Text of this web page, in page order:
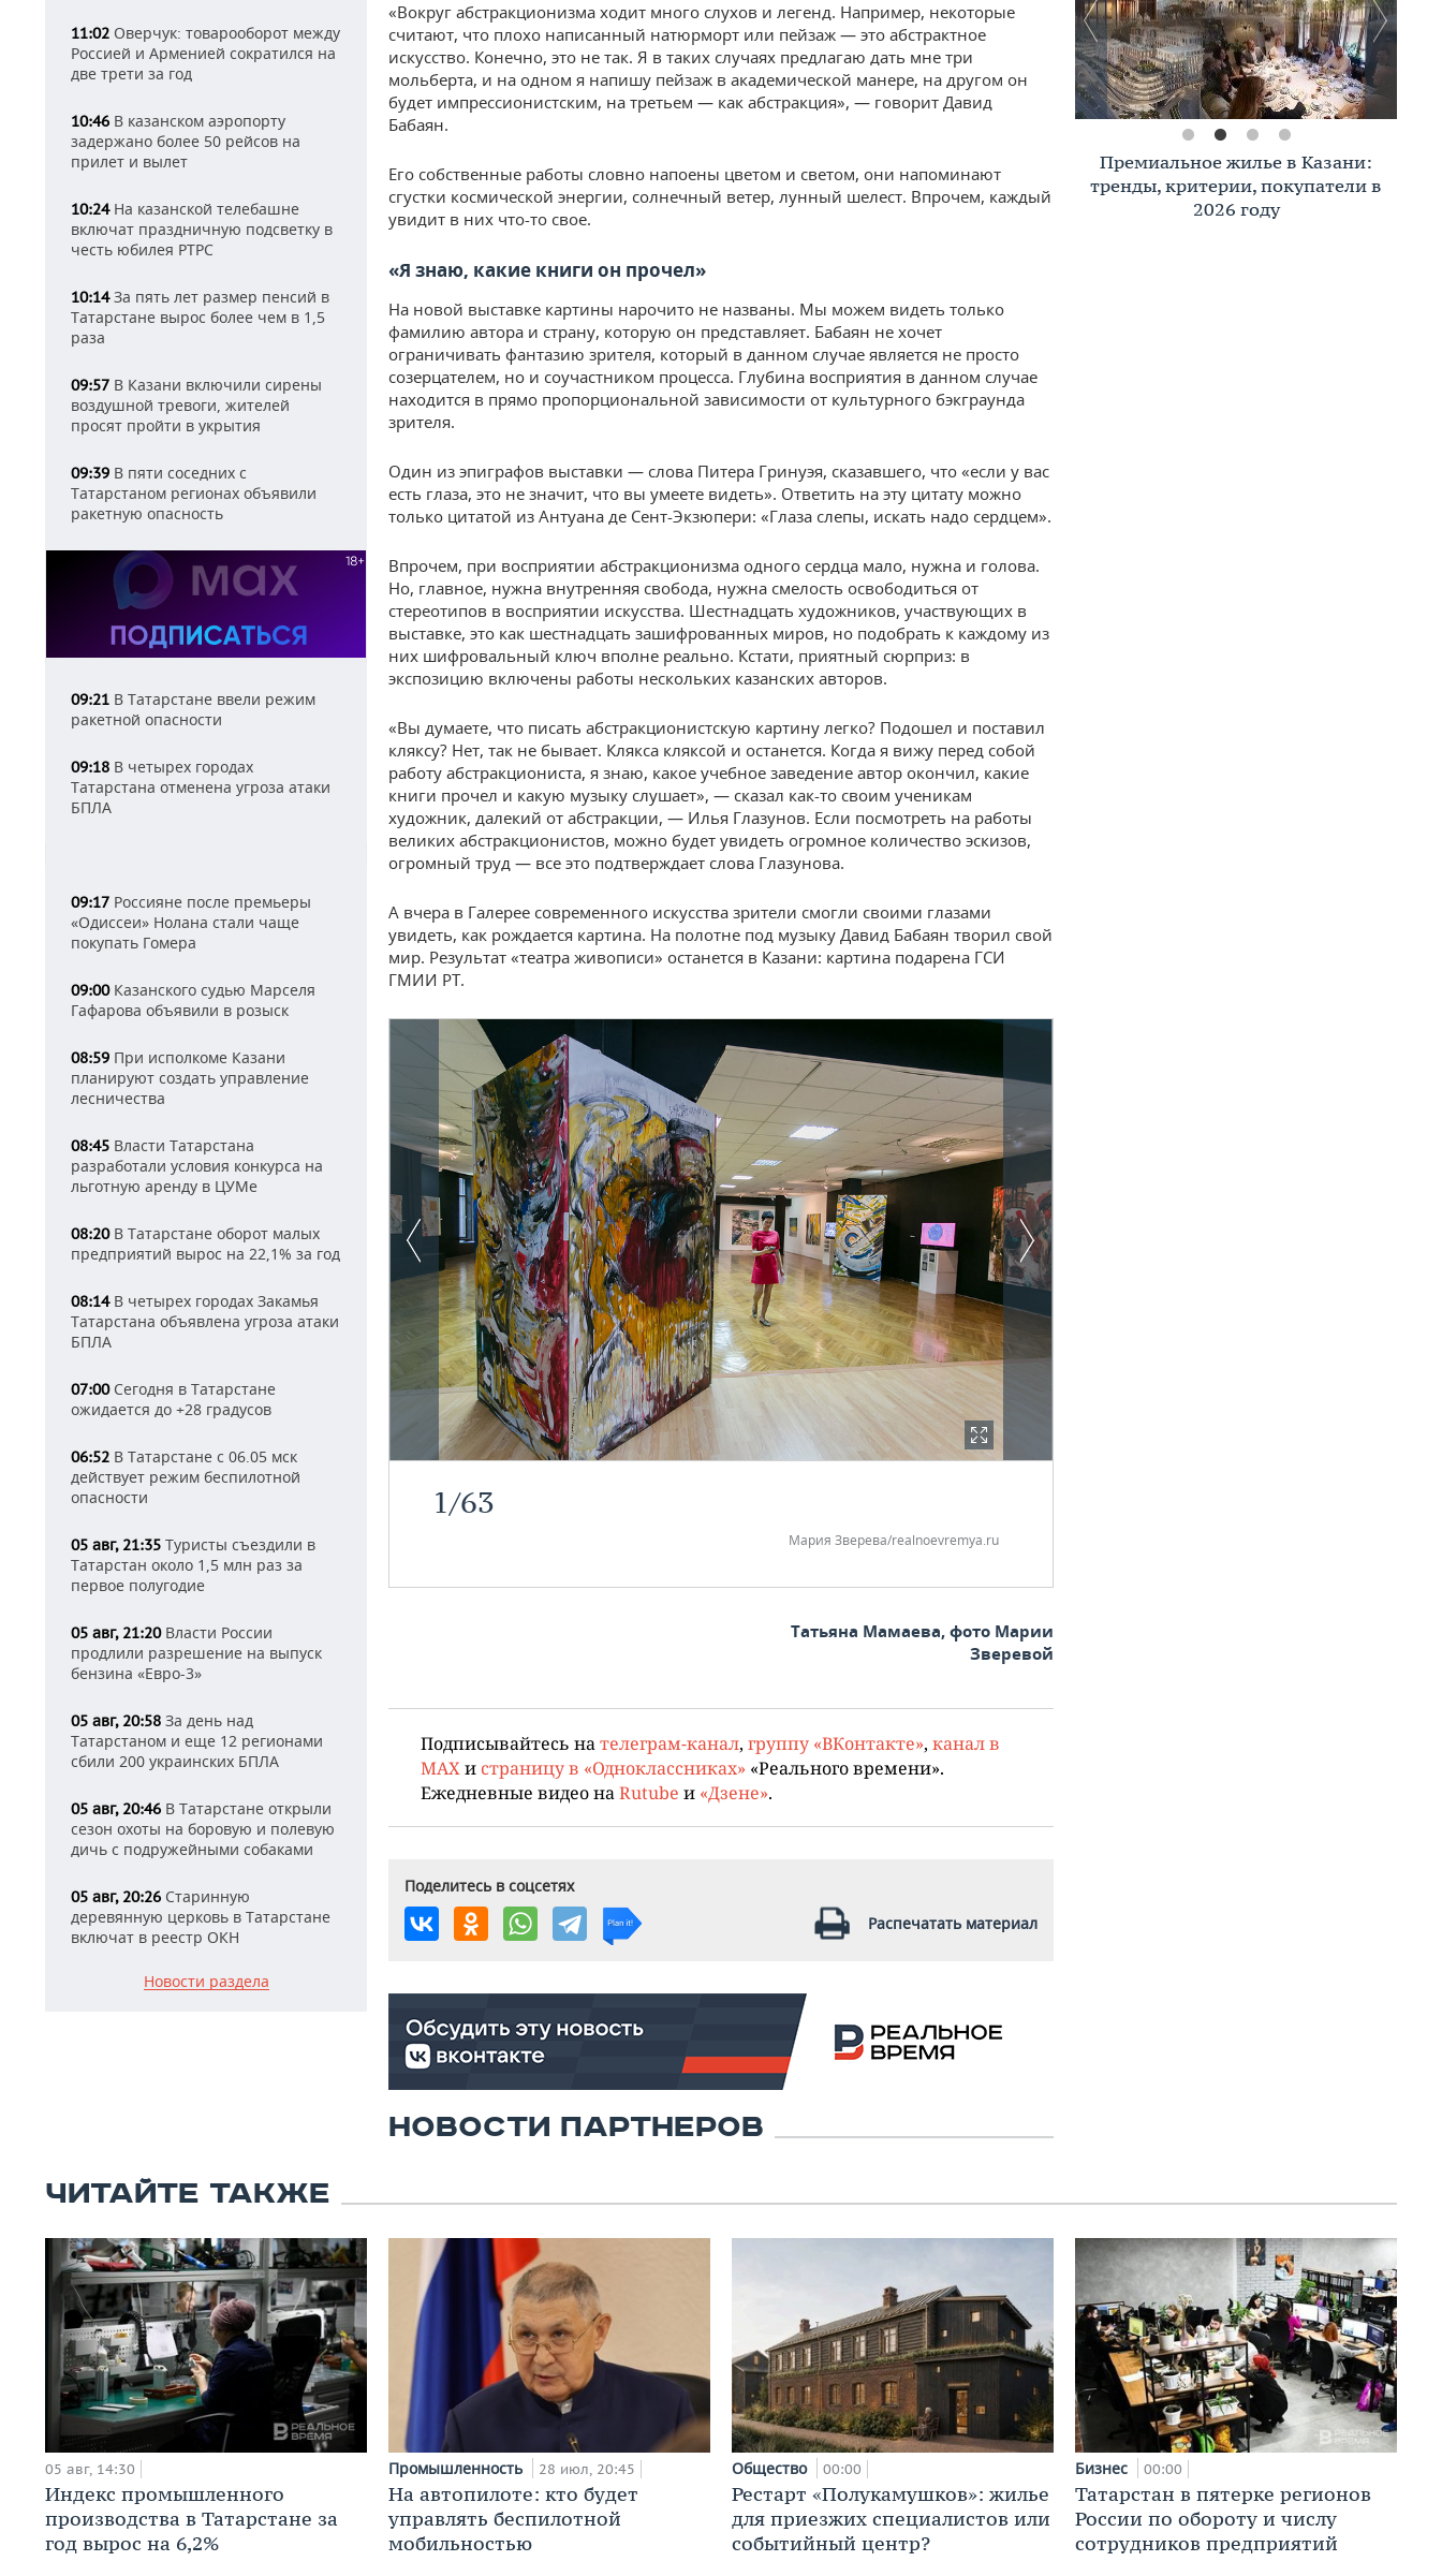
11:02 Оверчук: товарооборот между
Россией и Арменией сократился на
две трети за год
10:46 В казанском аэропорту
задержано более 50 рейсов на
прилет и вылет
10:24На казанской телебашне
включат праздничную подсветку в
честь юбилея РТРС
10:14За пять лет размер пенсий в
Татарстане вырос более чем в 1,5
раза
09:57 В Казани включили сирены
воздушной тревоги, жителей
просят пройти в укрытия
09:39 В пяти соседних с
Татарстаном регионах объявили
ракетную опасность
09:21 В Татарстане ввели режим
ракетной опасности
09:18 В четырех городах
Татарстана отменена угроза атаки
БПЛА
09:17 Россияне после премьеры
«Одиссеи» Нолана стали чаще
покупать Гомера
09:00Казанского судью Марселя
Гафарова объявили в розыск
08:59 При исполкоме Казани
планируют создать управление
лесничества
08:45 Власти Татарстана
разработали условия конкурса на
льготную аренду в ЦУМе
08:20В Татарстане оборот малых
предприятий вырос на 22,1% за год
08:14В четырех городах Закамья
Татарстана объявлена угроза атаки
БПЛА
07:00Сегодня в Татарстане
ожидается до +28 градусов
06:52 В Татарстане с 06.05 мск
действует режим беспилотной
опасности
05 авг, 21:35 Туристы съездили в
Татарстан около 1,5 млн раз за
первое полугодие
05 авг, 21:20Власти России
продлили разрешение на выпуск
бензина «Евро-3»
05 авг, 20:58 За день над
Татарстаном и еще 12 регионами
сбили 200 украинских БПЛА
05 авг, 20:46 В Татарстане открыли
сезон охоты на боровую и полевую
дичь с подружейными собаками
05 авг, 20:26 Старинную
деревянную церковь в Татарстане
включат в реестр ОКН
Новости раздела
«Вокруг абстракционизма ходит много слухов и легенд. Например, некоторые
считают, что плохо написанный натюрморт или пейзаж — это абстрактное
искусство. Конечно, это не так. Я в таких случаях предлагаю дать мне три
мольберта, и на одном я напишу пейзаж в академической манере, на другом он
будет импрессионистским, на третьем — как абстракция», — говорит Давид
Бабаян.
Его собственные работы словно напоены цветом и светом, они напоминают
сгустки космической энергии, солнечный ветер, лунный шелест. Впрочем, каждый
увидит в них что-то свое.
«Я знаю, какие книги он прочел»
На новой выставке картины нарочито не названы. Мы можем видеть только
фамилию автора и страну, которую он представляет. Бабаян не хочет
ограничивать фантазию зрителя, который в данном случае является не просто
созерцателем, но и соучастником процесса. Глубина восприятия в данном случае
находится в прямо пропорциональной зависимости от культурного бэкграунда
зрителя.
Один из эпиграфов выставки — слова Питера Гринуэя, сказавшего, что «если у вас
есть глаза, это не значит, что вы умеете видеть». Ответить на эту цитату можно
только цитатой из Антуана де Сент-Экзюпери: «Глаза слепы, искать надо сердцем».
Впрочем, при восприятии абстракционизма одного сердца мало, нужна и голова.
Но, главное, нужна внутренняя свобода, нужна смелость освободиться от
стереотипов в восприятии искусства. Шестнадцать художников, участвующих в
выставке, это как шестнадцать зашифрованных миров, но подобрать к каждому из
них шифровальный ключ вполне реально. Кстати, приятный сюрприз: в
экспозицию включены работы нескольких казанских авторов.
«Вы думаете, что писать абстракционистскую картину легко? Подошел и поставил
кляксу? Нет, так не бывает. Клякса кляксой и останется. Когда я вижу перед собой
работу абстракциониста, я знаю, какое учебное заведение автор окончил, какие
книги прочел и какую музыку слушает», — сказал как-то своим ученикам
художник, далекий от абстракции, — Илья Глазунов. Если посмотреть на работы
великих абстракционистов, можно будет увидеть огромное количество эскизов,
огромный труд — все это подтверждает слова Глазунова.
А вчера в Галерее современного искусства зрители смогли своими глазами
увидеть, как рождается картина. На полотне под музыку Давид Бабаян творил свой
мир. Результат «театра живописи» останется в Казани: картина подарена ГСИ
ГМИИ РТ.
1/63
Мария Зверева/realnoevremya.ru
Татьяна Мамаева, фото Марии
Зверевой
Подписывайтесь на телеграм-канал, группу «ВКонтакте», канал в
MAX и страницу в «Одноклассниках» «Реального времени».
Ежедневные видео на Rutube и «Дзене».
Поделитесь в соцсетях
Распечатать материал
НОВОСТИ ПАРТНЕРОВ
Премиальное жилье в Казани:
тренды, критерии, покупатели в
2026 году
Азат Зиганшин: «Синергия
власти, бизнеса, граждан и науки
ведет республику к
ЧИТАЙТЕ ТАКЖЕ
05 авг, 14:30
Индекс промышленного
производства в Татарстане за
год вырос на 6,2%
Промышленность 28 июл, 20:45
На автопилоте: кто будет
управлять беспилотной
мобильностью
Общество 00:00
Рестарт «Полукамушков»: жилье
для приезжих специалистов или
событийный центр?
Бизнес 00:00
Татарстан в пятерке регионов
России по обороту и числу
сотрудников предприятий